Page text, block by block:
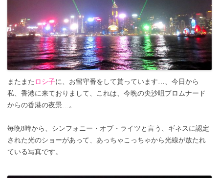
またまた ロシ子に、お留守番をして貰っています…、今日から
私、香港に来ておりまして、これは、今晩の尖沙咀プロムナード
からの香港の夜景…。
毎晩8時から、シンフォニー・オブ・ライツと言う、ギネスに認定
された光のショーがあって、あっちゃこっちゃから光線が放たれ
ている写真です。